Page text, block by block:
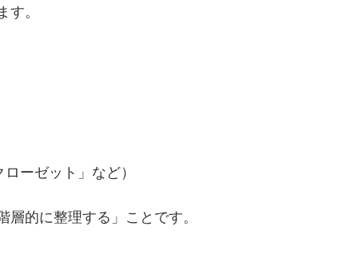
。
ーゼット」など）
的に整理する」ことです。